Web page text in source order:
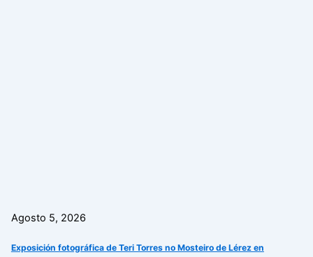
Agosto 5, 2026
Exposición fotográfica de Teri Torres no Mosteiro de Lérez en